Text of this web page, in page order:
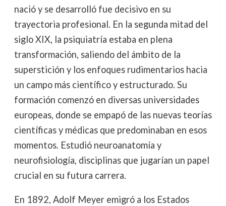
nació y se desarrolló fue decisivo en su
trayectoria profesional. En la segunda mitad del
siglo XIX, la psiquiatría estaba en plena
transformación, saliendo del ámbito de la
superstición y los enfoques rudimentarios hacia
un campo más científico y estructurado. Su
formación comenzó en diversas universidades
europeas, donde se empapó de las nuevas teorías
científicas y médicas que predominaban en esos
momentos. Estudió neuroanatomía y
neurofisiología, disciplinas que jugarían un papel
crucial en su futura carrera.
En 1892, Adolf Meyer emigró a los Estados